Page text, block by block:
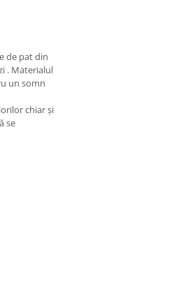
de pat din
. Materialul
un somn
chiar și
se